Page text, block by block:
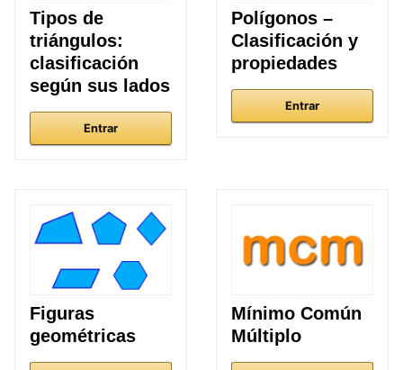
Tipos de
triángulos:
clasificación
según sus lados
Entrar
Polígonos –
Clasificación y
propiedades
Entrar
Figuras
geométricas
Mínimo Común
Múltiplo